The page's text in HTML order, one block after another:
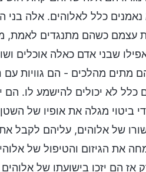
כלל לאלוהים. אלה
עצמם כשהם מתנגדים לאמת,
אפילו שבני אדם כאלה אוכלים
מתים מהלכים - הם גוויות
כלל לא יכולים להישמע לו. הם
ביטוי מגלה את אופיו של
של אלוהים, עליהם לקבל
את הגיזום והטיפול של
אז הם יזכו בישועתו של